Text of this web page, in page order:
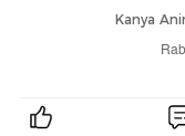
Kanya